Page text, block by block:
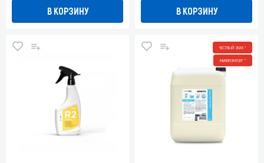
В КОРЗИНУ В КОРЗИНУ
ЧЕСТНЫЙ ЗНАК *
МИНПРОМТОРГ *